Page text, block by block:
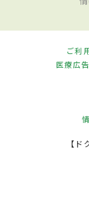
ご利
医療広
【